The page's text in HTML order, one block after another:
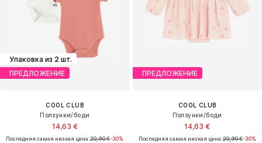
Упаковка из 2 шт.
ПРЕДЛОЖЕНИЕ
COOL CLUB
Ползунки/боди
14,63 €
Последняя самая низкая цена:20,90 €-30%
ПРЕДЛОЖЕНИЕ
COOL CLUB
Ползунки/боди
14,63 €
Последняя самая низкая цена:20,90 €-30%